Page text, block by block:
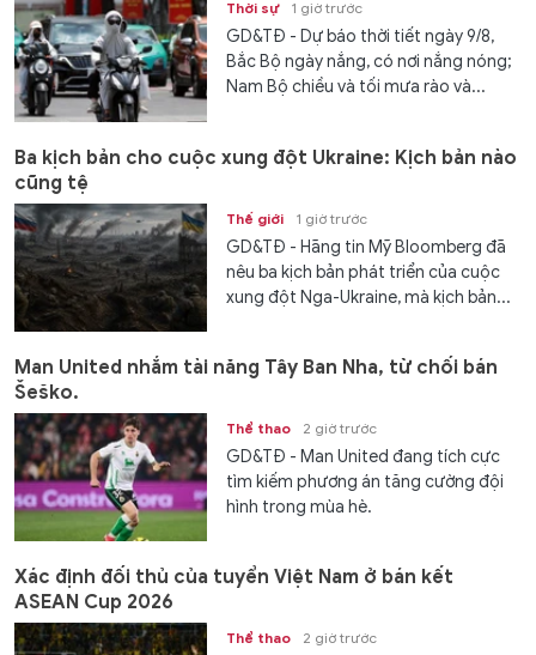
Thời sự 1 giờ trước
GD&TĐ - Dự báo thời tiết ngày 9/8,
Bắc Bộ ngày nắng, có nơi nắng nóng;
Nam Bộ chiều và tối mưa rào và...
Ba kịch bản cho cuộc xung đột Ukraine: Kịch bản nào
cũng tệ
Thế giới 1 giờ trước
GD&TĐ - Hãng tin Mỹ Bloomberg đã
nêu ba kịch bản phát triển của cuộc
xung đột Nga-Ukraine, mà kịch bản...
Man United nhắm tài năng Tây Ban Nha, từ chối bán
Šeško.
Thể thao 2 giờ trước
GD&TĐ - Man United đang tích cực
tìm kiếm phương án tăng cường đội
hình trong mùa hè.
Xác định đối thủ của tuyển Việt Nam ở bán kết
ASEAN Cup 2026
Thể thao 2 giờ trước